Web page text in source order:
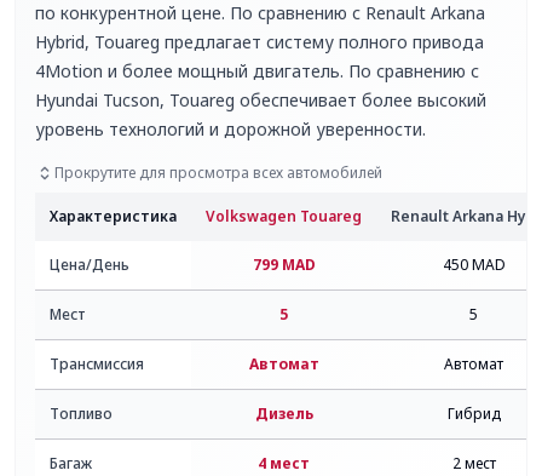
по конкурентной цене. По сравнению с Renault Arkana
Hybrid, Touareg предлагает систему полного привода
4Motion и более мощный двигатель. По сравнению с
Hyundai Tucson, Touareg обеспечивает более высокий
уровень технологий и дорожной уверенности.
Прокрутите для просмотра всех автомобилей
Характеристика Volkswagen Touareg Renault Arkana
Цена/День 799MAD 450MAD
Мест 5 5
Трансмиссия Автомат Автомат
Топливо Дизель Гибрид
Багаж 4 мест 2мест